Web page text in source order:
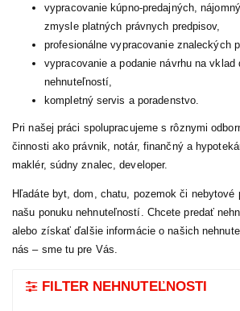
vypracovanie kúpno-predajných,
zmysle platných právnych predpisov,
profesionálne vypracovanie znaleckých
vypracovanie a podanie návrhu na vklad
nehnuteľností,
kompletný servis a poradenstvo.
Pri našej práci spolupracujeme s rôznymi
činnosti ako právnik, notár, finančný a
maklér, súdny znalec, developer.
Hľadáte byt, dom, chatu, pozemok či nebytové
našu ponuku nehnuteľností. Chcete predať
alebo získať ďalšie informácie o našich
nás – sme tu pre Vás.
FILTER NEHNUTEĽNOSTI